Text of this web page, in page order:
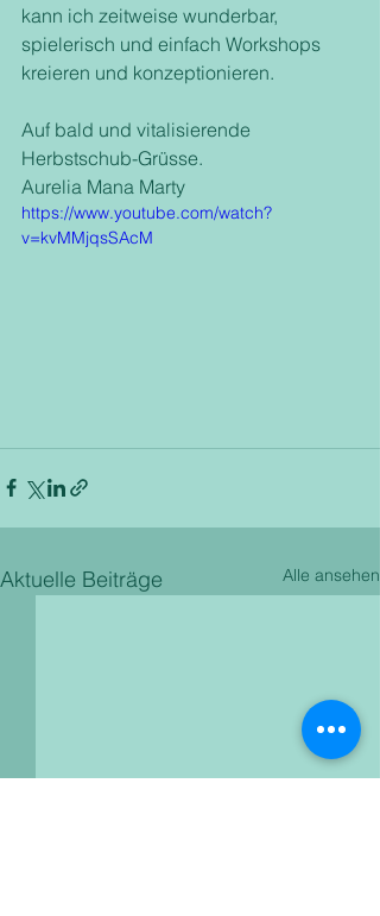
kann ich zeitweise wunderbar,
spielerisch und einfach Workshops
kreieren und konzeptionieren.
Auf bald und vitalisierende
Herbstschub-Grüsse.
Aurelia Mana Marty
https://www.youtube.com/watch?
v=kvMMjqsSAcM
Aktuelle Beiträge Alle ansehen